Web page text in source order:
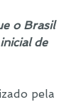
o Brasil
de
pela